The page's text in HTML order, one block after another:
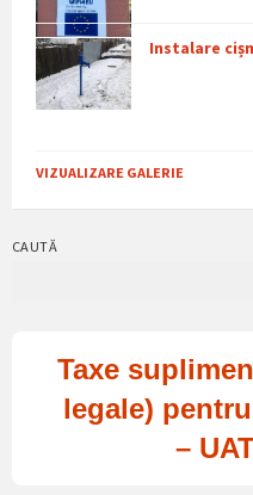
Instalare
VIZUALIZARE GALERIE
CAUTĂ
Taxe
legale)
–